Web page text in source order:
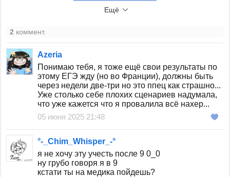
Ещё
2 коммент.
Azeria
Понимаю тебя, я тоже ещё свои результаты по
этому ЕГЭ жду (но во Франции), должны быть
через недели две-три но это ппец как страшно...
Уже столько себе плохих сценариев надумала,
что уже кажется что я провалила всё нахер...
05 июня 2025 21:48
°-_Chim_Whisper_-°
я не хочу эту учесть после 9 0_0
ну грубо говоря я в 9
кстати ты на медика пойдешь?